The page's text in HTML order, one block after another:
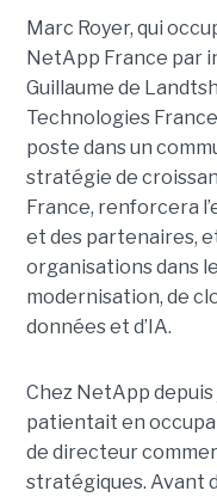
Marc Royer, qui
NetApp France par
Guillaume de
Technologies
poste dans un
stratégie de
France, renforcera
et des partenaires,
organisations dans
modernisation, de
données et d’IA.
Chez NetApp
patientait en
de directeur
stratégiques. Avant